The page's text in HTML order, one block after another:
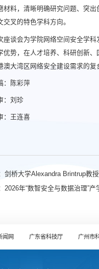
材料，清晰明确研究问题、突
交叉的特色学科方向。
座谈会为学院网络空间安全学
优势，在人才培养、科研创新
澳大湾区网络安全建设需求的复
：陈彩萍
：刘珍
：王连喜
剑桥大学Alexandra Brintrup教
2026年“数智安全与数据治理”
闻网 广东省科技厅 广州市